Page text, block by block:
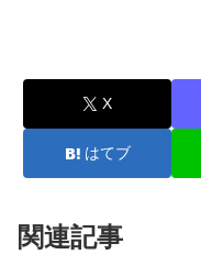
X
はてブ
関連記事